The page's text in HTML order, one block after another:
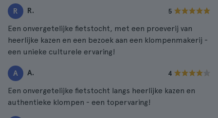
R R. 5
Een onvergetelijke fietstocht, met een proeverij van
heerlijke kazen en een bezoek aan een klompenmakerij -
een unieke culturele ervaring!
A A. 4
Een onvergetelijke fietstocht langs heerlijke kazen en
authentieke klompen - een topervaring!